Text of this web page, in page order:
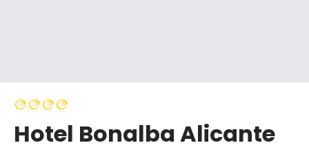
Hotel Bonalba Alicante